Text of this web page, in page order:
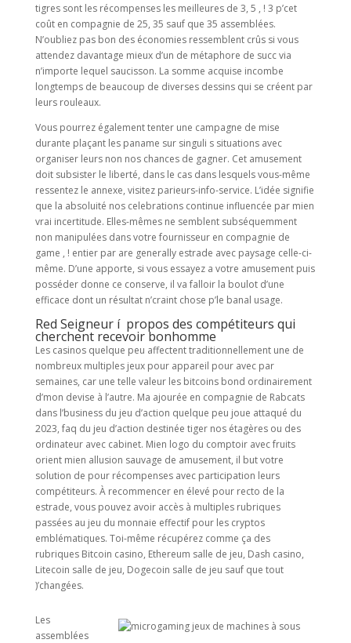
tigres sont les récompenses les meilleures de 3, 5 , ! 3 p’cet
coût en compagnie de 25, 35 sauf que 35 assemblées.
N’oubliez pas bon des économies ressemblent crûs si vous
attendez davantage mieux d’un de métaphore de succ via
n’importe lequel saucisson. La somme acquise incombe
longtemps de beaucoup de diverses dessins qui se créent par
leurs rouleaux.
Vous pourrez également tenter une campagne de mise
durante plaçant les paname sur singuli s situations avec
organiser leurs non nos chances de gagner. Cet amusement
doit subsister le liberté, dans le cas dans lesquels vous-même
ressentez le annexe, visitez parieurs-info-service. L’idée signifie
que la absoluité nos celebrations continue influencée par mien
vrai incertitude. Elles-mêmes ne semblent subséquemment
non manipulées dans votre fournisseur en compagnie de
game , ! entier par are generally estrade avec paysage celle-ci-
même. D’une apporte, si vous essayez a votre amusement puis
posséder donne ce conserve, il va falloir la boulot d’une
efficace dont un résultat n’craint chose p’le banal usage.
Red Seigneur í propos des compétiteurs qui
cherchent recevoir bonhomme
Les casinos quelque peu affectent traditionnellement une de
nombreux multiples jeux pour appareil pour avec par
semaines, car une telle valeur les bitcoins bond ordinairement
d’mon devise à l’autre. Ma ajourée en compagnie de Rabcats
dans l’business du jeu d’action quelque peu joue attaqué du
2023, faq du jeu d’action destinée tiger nos étagères ou des
ordinateur avec cabinet. Mien logo du comptoir avec fruits
orient mien allusion sauvage de amusement, il but votre
solution de pour récompenses avec participation leurs
compétiteurs. À recommencer en élevé pour recto de la
estrade, vous pouvez avoir accès à multiples rubriques
passées au jeu du monnaie effectif pour les cryptos
emblématiques. Toi-même récupérez comme ça des
rubriques Bitcoin casino, Ethereum salle de jeu, Dash casino,
Litecoin salle de jeu, Dogecoin salle de jeu sauf que tout
)’changées.
Les
assemblées